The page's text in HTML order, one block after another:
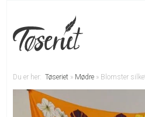
Du er her:Tøseriet » Mødre » Blomster